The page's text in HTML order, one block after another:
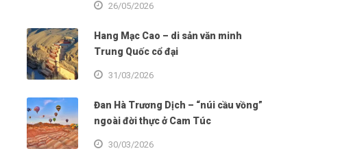
26/05/2026
Hang Mạc Cao – di sản văn minh
Trung Quốc cổ đại
31/03/2026
Đan Hà Trương Dịch – “núi cầu vồng”
ngoài đời thực ở Cam Túc
30/03/2026